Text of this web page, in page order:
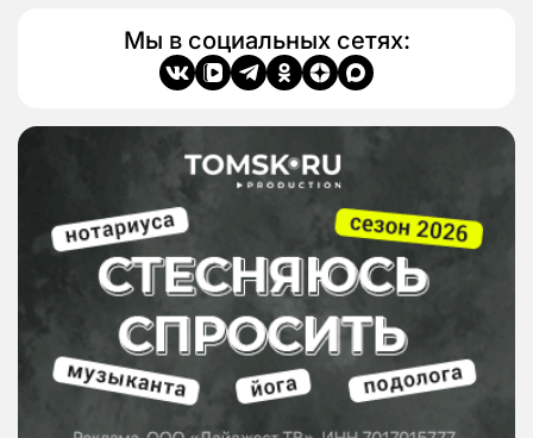
Мы в социальных сетях: